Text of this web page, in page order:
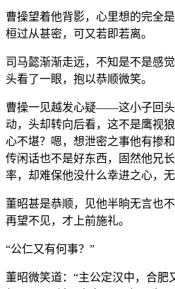
曹操望着他背影，心里想的完全
桓过从甚密，可又若即若离。
司马懿渐渐走远，不知是不是感
头看了一眼，抱以恭顺微笑。
曹操一见越发心疑——这小子回
动，头却转向后看，这不是鹰视
心不堪？嗯，想泄密之事他有掺
传闲话也不是好东西，固然他兄
率，却难保他没什么幸进之心，
董昭甚是恭顺，见他半晌无言也
再望不见，才上前施礼。
“公仁又有何事？”
董昭微笑道：“主公定汉中，合肥